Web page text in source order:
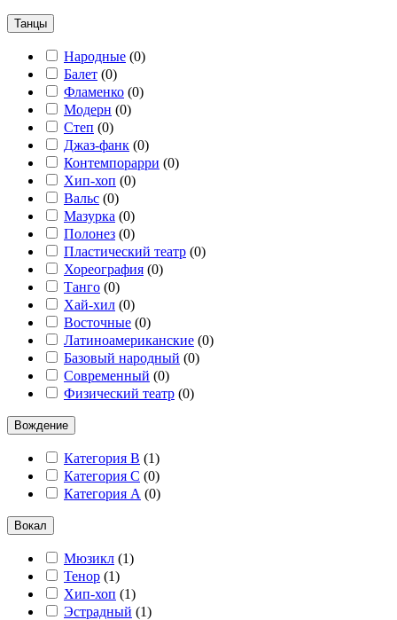
Танцы
Народные (0)
Балет (0)
Фламенко (0)
Модерн (0)
Степ (0)
Джаз-фанк (0)
Контемпорарри (0)
Хип-хоп (0)
Вальс (0)
Мазурка (0)
Полонез (0)
Пластический театр (0)
Хореография (0)
Танго (0)
Хай-хил (0)
Восточные (0)
Латиноамериканские (0)
Базовый народный (0)
Современный (0)
Физический театр (0)
Вождение
Категория B (1)
Категория C (0)
Категория А (0)
Вокал
Мюзикл (1)
Тенор (1)
Хип-хоп (1)
Эстрадный (1)